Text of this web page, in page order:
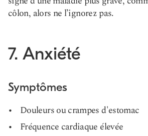
côlon, alors ne l’ignorez pas.
7. Anxiété
Symptômes
Douleurs ou crampes d'estomac
Fréquence cardiaque élevée